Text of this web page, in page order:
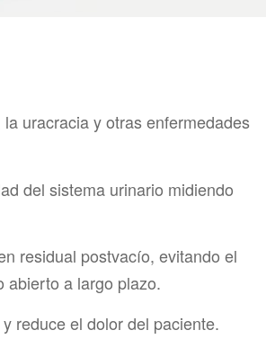
uracracia y otras enfermedades
del sistema urinario midiendo
residual postvacío, evitando el
abierto a largo plazo.
reduce el dolor del paciente.